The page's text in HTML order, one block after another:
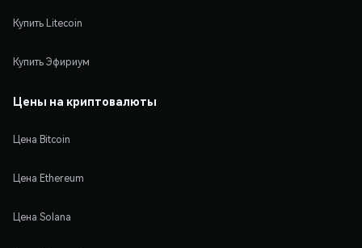
Купить Litecoin
Купить Эфириум
Цены на криптовалюты
Цена Bitcoin
Цена Ethereum
Цена Solana